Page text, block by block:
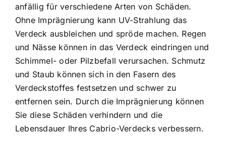
anfällig für verschiedene Arten von Schäden.
Ohne Imprägnierung kann UV-Strahlung das
Verdeck ausbleichen und spröde machen. Regen
und Nässe können in das Verdeck eindringen und
Schimmel- oder Pilzbefall verursachen. Schmutz
und Staub können sich in den Fasern des
Verdeckstoffes festsetzen und schwer zu
entfernen sein. Durch die Imprägnierung können
Sie diese Schäden verhindern und die
Lebensdauer Ihres Cabrio-Verdecks verbessern.